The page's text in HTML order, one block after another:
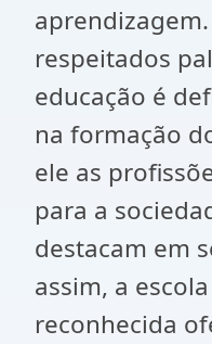
respeitados
educação é
na formação
ele as
para a
destacam em
assim, a
reconhecida